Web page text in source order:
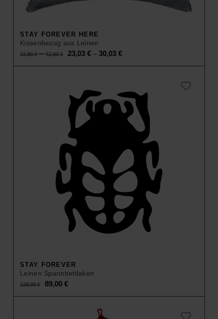
STAY FOREVER HERE
Kissenbezug aus Leinen
32,90€–42,90€
Original
price
32,90 €
–
42,90 €.
23,03€ –30,03€Current
price
–
30,03 €.
STAY FOREVER
Leinen Spannbettlaken
129,00€
Original
price
89,00€Current
price